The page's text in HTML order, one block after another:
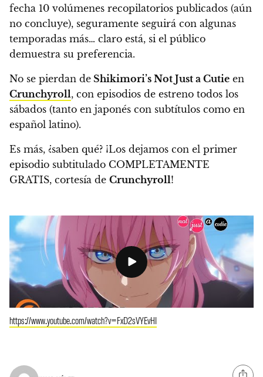
fecha 10 volúmenes recopilatorios publicados (aún
no concluye), seguramente seguirá con algunas
temporadas más… claro está, si el público
demuestra su preferencia.
No se pierdan de Shikimori’s Not Just a Cutie en
Crunchyroll, con episodios de estreno todos los
sábados (tanto en japonés con subtítulos como en
español latino).
Es más, ¿saben qué? ¡Los dejamos con el primer
episodio subtitulado COMPLETAMENTE
GRATIS, cortesía de Crunchyroll!
https://www.youtube.com/watch?v=FxD2sVYEvHI